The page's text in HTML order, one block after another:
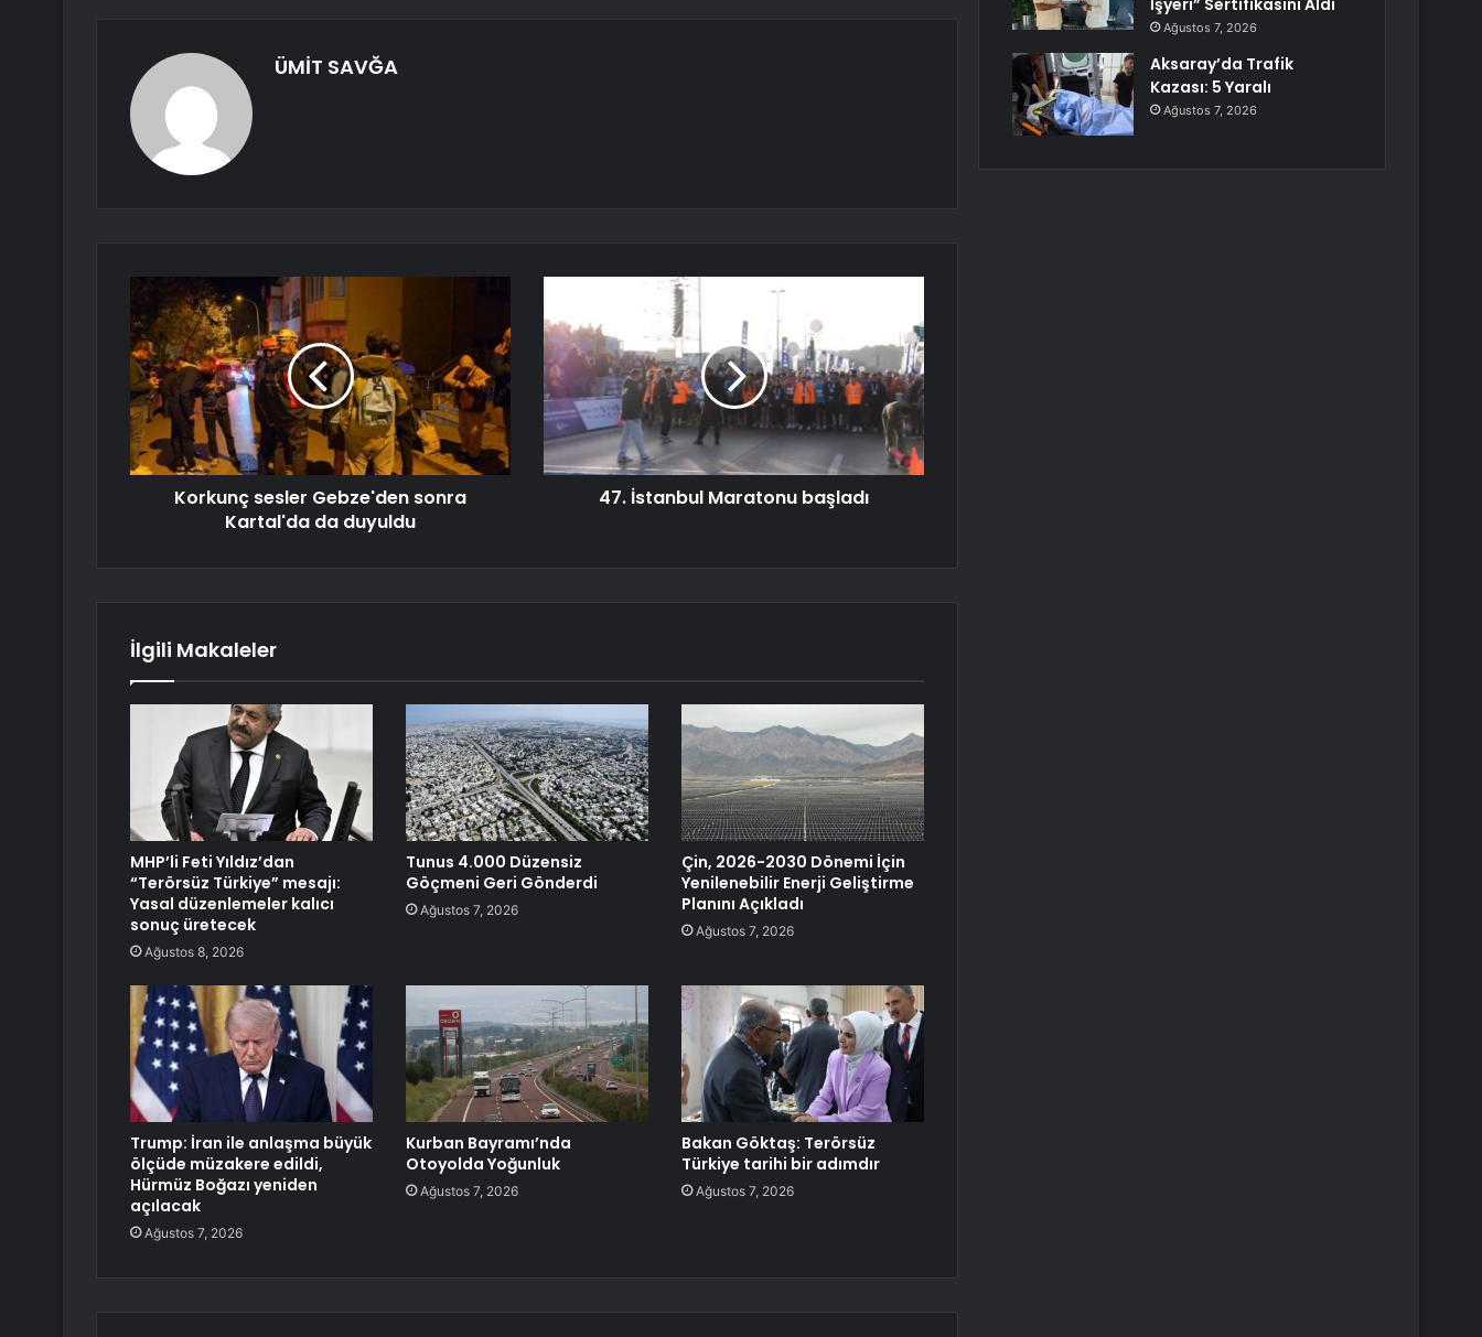
ÜMİT SAVĞA
Korkunç sesler Gebze'den sonra
Kartal'da da duyuldu
47. İstanbul Maratonu başladı
İlgili Makaleler
MHP’li Feti Yıldız’dan
“Terörsüz Türkiye” mesajı:
Yasal düzenlemeler kalıcı
sonuç üretecek
Ağustos 8, 2026
Tunus 4.000 Düzensiz
Göçmeni Geri Gönderdi
Ağustos 7, 2026
Çin, 2026-2030 Dönemi İçin
Yenilenebilir Enerji Geliştirme
Planını Açıkladı
Ağustos 7, 2026
Trump: İran ile anlaşma büyük
ölçüde müzakere edildi,
Hürmüz Boğazı yeniden
açılacak
Ağustos 7, 2026
Kurban Bayramı’nda
Otoyolda Yoğunluk
Ağustos 7, 2026
Bakan Göktaş: Terörsüz
Türkiye tarihi bir adımdır
Ağustos 7, 2026
İşyeri” Sertifikasını Aldı
Ağustos 7, 2026
Aksaray’da Trafik
Kazası: 5 Yaralı
Ağustos 7, 2026